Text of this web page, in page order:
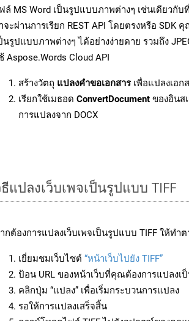
ล์ MS Word เป็นรูปแบบภาพต่างๆ เช่นเดียวกับ
จะผ่านการเรียก REST API โดยตรงหรือ SDK
นรูปแบบภาพต่างๆ ได้อย่างง่ายดาย รวมถึง
Aspose.Words Cloud API
สร้างวัตถุ แปลงคำขอเอกสารเพื่อแปลงเอก
เรียกใช้เมธอด ConvertDocument ของอินส
การแปลงจาก DOCX
แปลงเว็บเพจเป็นรูปแบบ TIFF
กต้องการแปลงเว็บเพจเป็นรูปแบบ TIFF ให้ทำ
เยี่ยมชมเว็บไซต์ “หน้าเว็บไปยัง TIFF”
ป้อน URL ของหน้าเว็บที่คุณต้องการแปลง
คลิกปุ่ม “แปลง” เพื่อเริ่มกระบวนการแปลง
รอให้การแปลงเสร็จสิ้น